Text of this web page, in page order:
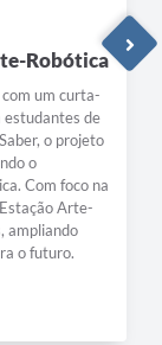
Robótica
um curta-
estudantes de
o projeto
o
Com foco na
Arte-
ampliando
o futuro.